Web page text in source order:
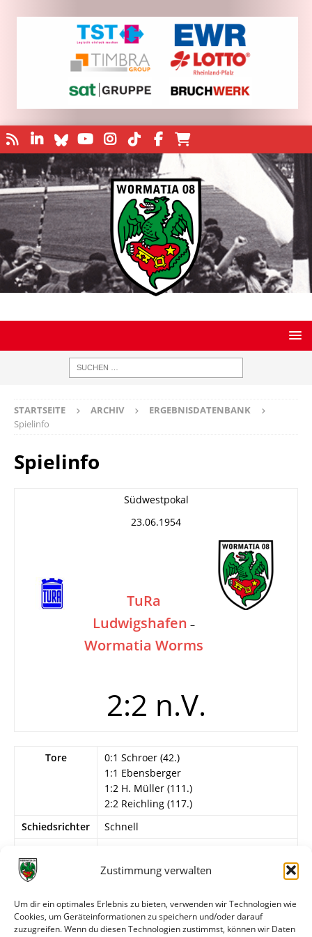
Zustimmung verwalten
Um dir ein optimales Erlebnis zu bieten, verwenden wir Technologien wie
Cookies, um Geräteinformationen zu speichern und/oder darauf
zuzugreifen. Wenn du diesen Technologien zustimmst, können wir Daten
STARTSEITE ARCHIV
ERGEBNISDATENBANK
Spielinfo
Spielinfo
Südwestpokal
23.06.1954
TuRa
Ludwigshafen –
Wormatia Worms
2:2 n.V.
Tore
0:1 Schroer (42.)
1:1 Ebensberger
1:2 H. Müller (111.)
2:2 Reichling (117.)
Schiedsrichter
Schnell
Wormatia Worms
Wormatia durch Losentscheid